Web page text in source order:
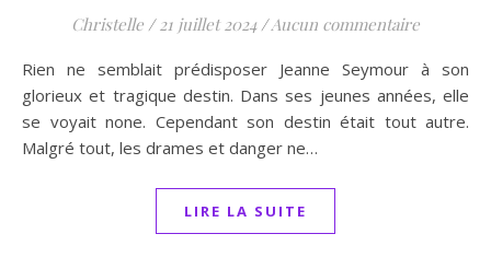
Christelle / 21 juillet 2024 /Aucun commentaire
Rien ne semblait prédisposer Jeanne Seymour à son
glorieux et tragique destin. Dans ses jeunes années, elle
se voyait none. Cependant son destin était tout autre.
Malgré tout, les drames et danger ne…
LIRE LA SUITE